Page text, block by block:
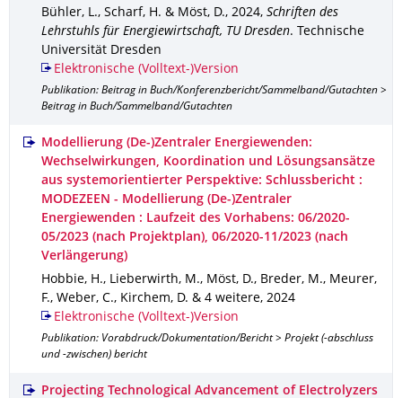
Bühler, L., Scharf, H. & Möst, D., 2024, Schriften des
Lehrstuhls für Energiewirtschaft, TU Dresden.
Technische
Universität Dresden
Elektronische (Volltext-)Version
Publikation: Beitrag in Buch/Konferenzbericht/Sammelband/Gutachten >
Beitrag in Buch/Sammelband/Gutachten
Modellierung (De-)Zentraler Energiewenden:
Wechselwirkungen, Koordination und Lösungsansätze
aus systemorientierter Perspektive: Schlussbericht :
MODEZEEN - Modellierung (De-)Zentraler
Energiewenden : Laufzeit des Vorhabens: 06/2020-
05/2023 (nach Projektplan), 06/2020-11/2023 (nach
Verlängerung)
Hobbie, H., Lieberwirth, M., Möst, D., Breder, M., Meurer,
F., Weber, C., Kirchem, D. & 4 weitere, 2024
Elektronische (Volltext-)Version
Publikation: Vorabdruck/Dokumentation/Bericht > Projekt (-abschluss
und -zwischen) bericht
Projecting Technological Advancement of Electrolyzers